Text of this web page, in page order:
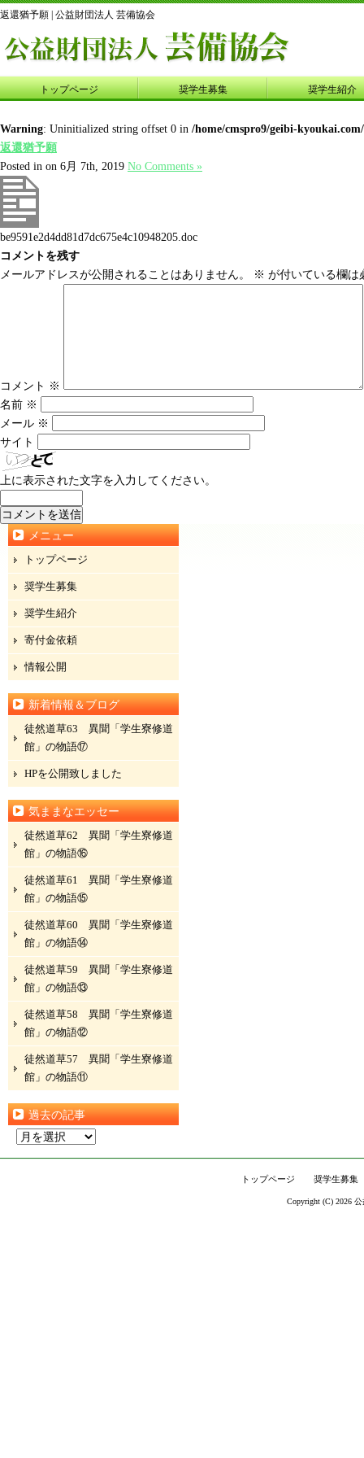
返還猶予願 | 公益財団法人 芸備協会
トップページ 奨学生募集 奨学生紹介
Warning: Uninitialized string offset 0 in /home/cmspro9/geibi-
返還猶予願
Posted in on 6月 7th, 2019 No Comments »
be9591e2d4dd81d7dc675e4c10948205.doc
コメントを残す
メールアドレスが公開されることはありません。
※ が付いている欄は
コメント ※
名前 ※
メール ※
サイト
上に表示された文字を入力してください。
メニュー
トップページ
奨学生募集
奨学生紹介
寄付金依頼
情報公開
新着情報＆ブログ
徒然道草63 異聞「学生寮修道
館」の物語⑰
HPを公開致しました
気ままなエッセー
徒然道草62 異聞「学生寮修道
館」の物語⑯
徒然道草61 異聞「学生寮修道
館」の物語⑮
徒然道草60 異聞「学生寮修道
館」の物語⑭
徒然道草59 異聞「学生寮修道
館」の物語⑬
徒然道草58 異聞「学生寮修道
館」の物語⑫
徒然道草57 異聞「学生寮修道
館」の物語⑪
過去の記事
トップページ 奨学生募集
Copyright (C) 2026 公